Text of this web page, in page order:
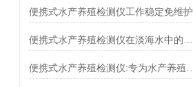
便携式水产养殖检测仪工作稳定免维护